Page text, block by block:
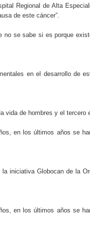
Supérate Mujer
contra el
a clientes fallecidos
fletes
Regional de Alta
de este cáncer”.
no se sabe si es porque
en el desarrollo de
vida de hombres y el tercero
en los últimos años se
iniciativa Globocan de la
en los últimos años se